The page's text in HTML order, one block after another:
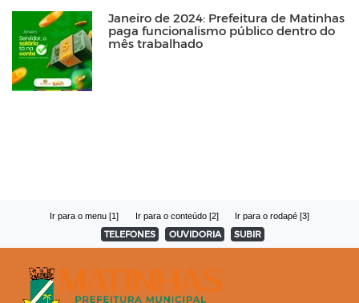
Janeiro de 2024: Prefeitura de Matinhas
paga funcionalismo público dentro do
mês trabalhado
Ir para o menu [1] Ir para o conteúdo [2] Ir para o rodapé [3]
TELEFONES OUVIDORIA SUBIR